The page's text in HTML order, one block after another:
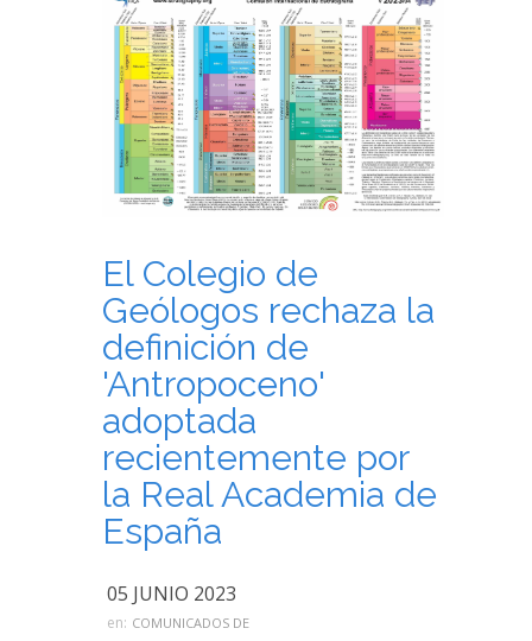
El Colegio de
Geólogos rechaza la
definición de
'Antropoceno'
adoptada
recientemente por
la Real Academia de
España
05 JUNIO 2023
en: COMUNICADOS DE